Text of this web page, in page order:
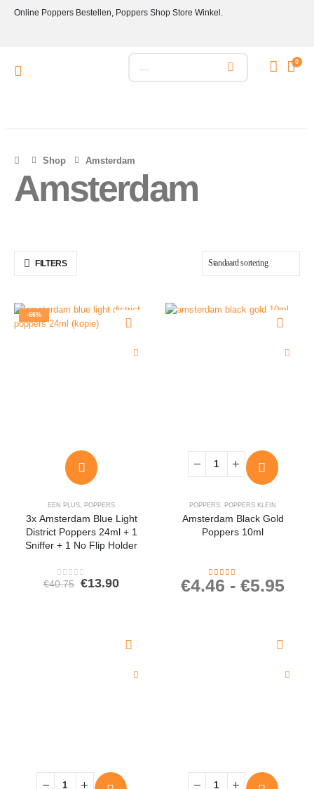
Online Poppers Bestellen, Poppers Shop Store Winkel.
0
Shop Amsterdam
Amsterdam
FILTERS
-66%
EEN PLUS, POPPERS
3x Amsterdam Blue Light
District Poppers 24ml + 1
Sniffer + 1 No Flip Holder
0out of 5
€40.75 Oorspronkelijke
€13.90Huidige
POPPERS, POPPERS KLEIN
Amsterdam Black Gold
Poppers 10ml
4.26 out of 5
€4.46 - €5.95